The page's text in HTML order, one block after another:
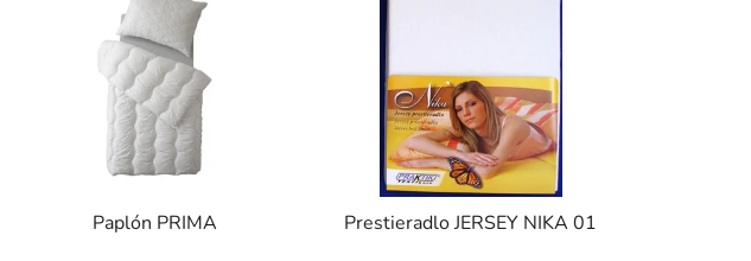
Paplón PRIMA Prestieradlo JERSEY NIKA 01